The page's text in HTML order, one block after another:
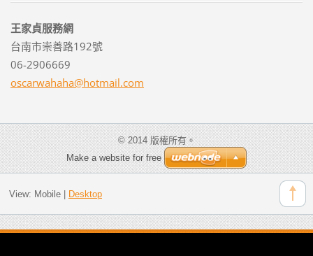
王家貞服務網
台南市崇善路192號
06-2906669
oscarwahaha@hotmail.com
© 2014 版權所有。
Make a website for free
View: Mobile| Desktop